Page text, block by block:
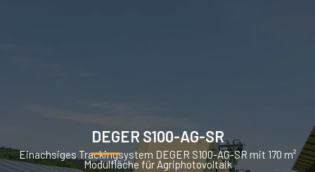
DEGER S100-AG-SR
Einachsiges Trackingsystem DEGER S100-AG-SR mit 170 m²
Modulfläche für Agriphotovoltaik